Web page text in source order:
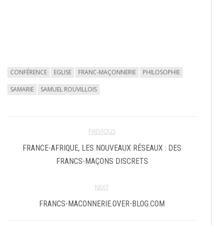
CONFÉRENCE EGLISE FRANC-MAÇONNERIE PHILOSOPHIE
SAMARIE SAMUEL ROUVILLOIS
PREVIOUS
FRANCE-AFRIQUE, LES NOUVEAUX RÉSEAUX : DES
FRANCS-MAÇONS DISCRETS
NEXT
FRANCS-MACONNERIE.OVER-BLOG.COM